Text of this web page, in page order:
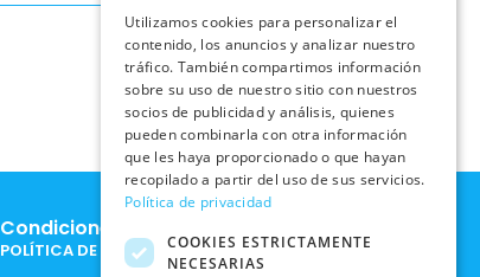
Condiciones Legales
POLÍTICA DE COOKIES
Utilizamos cookies para personalizar el
contenido, los anuncios y analizar nuestro
tráfico. También compartimos información
sobre su uso de nuestro sitio con nuestros
socios de publicidad y análisis, quienes
pueden combinarla con otra información
que les haya proporcionado o que hayan
recopilado a partir del uso de sus servicios.
Política de privacidad
COOKIES ESTRICTAMENTE
NECESARIAS